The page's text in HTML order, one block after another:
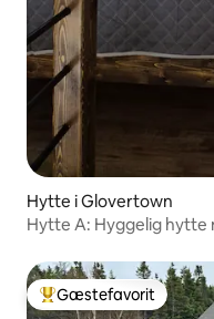
Hytte i Glovertown
Hytte A: Hyggelig hytte
Bedste gæstefavorit
Gæstefavorit